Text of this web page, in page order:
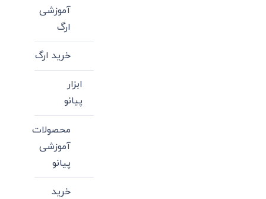
آموزشی
ارگ
خرید ارگ
ابزار
پیانو
محصولات
آموزشی
پیانو
خرید